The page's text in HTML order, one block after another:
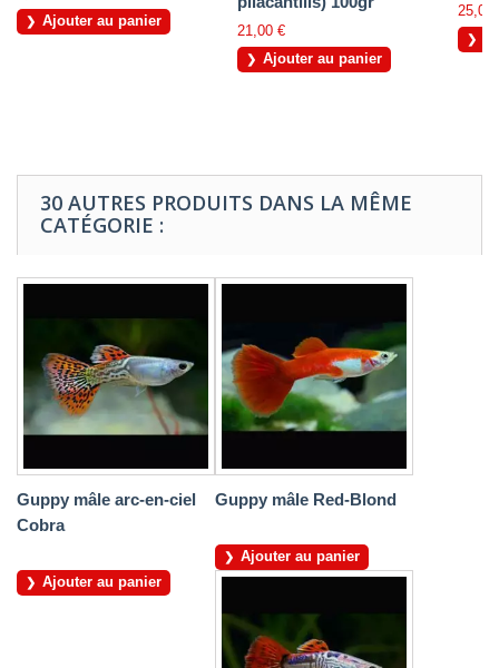
Ajouter au panier
21,00 €
Ajouter au panier
25,00
30 AUTRES PRODUITS DANS LA MÊME
CATÉGORIE :
Guppy mâle arc-en-ciel
Cobra
Ajouter au panier
Guppy mâle Red-Blond
Ajouter au panier